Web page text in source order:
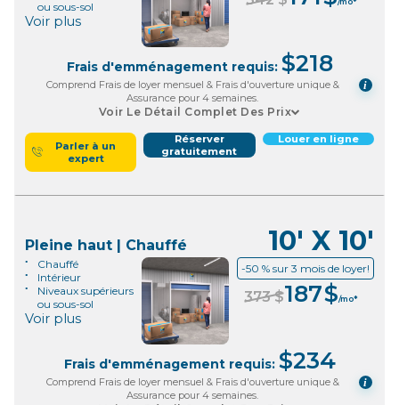
ou sous-sol
Voir plus
Frais d'emménagement requis: $218
Comprend Frais de loyer mensuel & Frais d'ouverture unique &
Assurance pour 4 semaines.
i
Voir Le Détail Complet Des Prix
Parler à un
expert
Réserver
gratuitement
Louer en ligne
Pleine haut | Chauffé 10' X 10'
Chauffé
Intérieur
Niveaux supérieurs
ou sous-sol
Voir plus
-50 % sur 3 mois de loyer!
373$187$/mo*
Frais d'emménagement requis: $234
Comprend Frais de loyer mensuel & Frais d'ouverture unique &
Assurance pour 4 semaines.
i